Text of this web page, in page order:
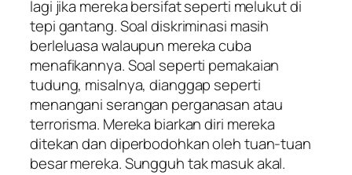
lagi jika mereka bersifat seperti melukut di
tepi gantang. Soal diskriminasi masih
berleluasa walaupun mereka cuba
menafikannya. Soal seperti pemakaian
tudung, misalnya, dianggap seperti
menangani serangan perganasan atau
terrorisma. Mereka biarkan diri mereka
ditekan dan diperbodohkan oleh tuan-tuan
besar mereka. Sungguh tak masuk akal.